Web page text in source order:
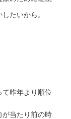
たいから。
昨年より順位
が当たり前の時